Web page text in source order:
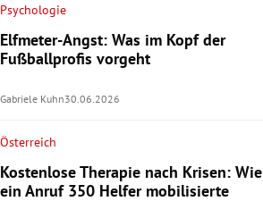
Psychologie
Elfmeter-Angst: Was im Kopf der
Fußballprofis vorgeht
Gabriele Kuhn30.06.2026
Österreich
Kostenlose Therapie nach Krisen: Wie
ein Anruf 350 Helfer mobilisierte